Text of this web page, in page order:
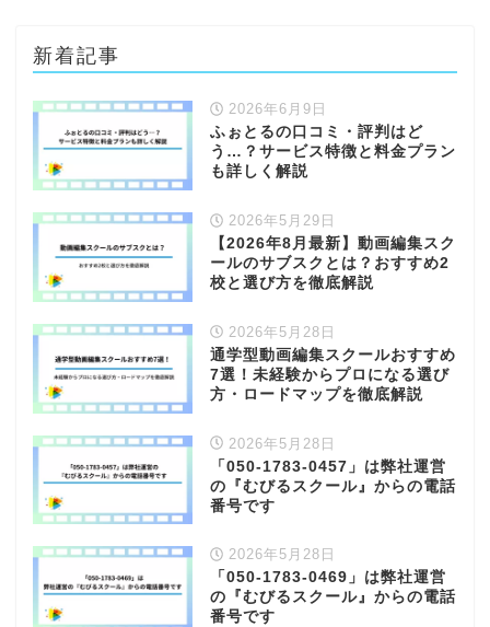
新着記事
2026年6月9日
ふぉとるの口コミ・評判はど
う…？サービス特徴と料金プラン
も詳しく解説
2026年5月29日
【2026年8月最新】動画編集スク
ールのサブスクとは？おすすめ2
校と選び方を徹底解説
2026年5月28日
通学型動画編集スクールおすすめ
7選！未経験からプロになる選び
方・ロードマップを徹底解説
2026年5月28日
「050-1783-0457」は弊社運営
の『むびるスクール』からの電話
番号です
2026年5月28日
「050-1783-0469」は弊社運営
の『むびるスクール』からの電話
番号です